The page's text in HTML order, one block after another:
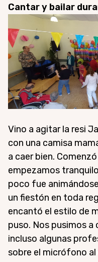
Cantar y bailar
Vino a agitar la resi
con una camisa
a caer bien.
empezamos
poco fue
un fiestón en toda
encantó el estilo de
puso. Nos pusimos
incluso algunas
sobre el micrófono al